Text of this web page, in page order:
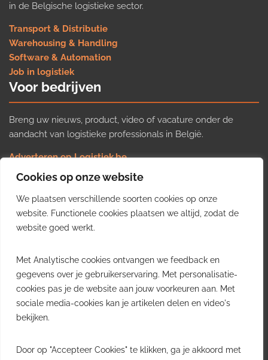
Cookies op onze website
We plaatsen verschillende soorten cookies op onze
website. Functionele cookies plaatsen we altijd, zodat de
website goed werkt.
Met Analytische cookies ontvangen we feedback en
gegevens over je gebruikerservaring. Met personalisatie-
cookies pas je de website aan jouw voorkeuren aan. Met
sociale media-cookies kan je artikelen delen en video's
bekijken.
Door op "Accepteer Cookies" te klikken, ga je akkoord met
in de Belgische logistieke sector.
Transport & Distributie
Warehousing & Handling
Software & Automation
Job in logistiek
Voor bedrijven
Breng uw nieuws, product, video of vacature onder de
aandacht van logistieke professionals in België.
Adverteren op Logistiek.be
Nieuws insturen
Uw video op Logistiek.TV
Job plaatsen
Gratis wekelijkse update
inzichten uit de Belgische logistieke sector in uw inbox.
Ontvang je gratis
wekelijkse update
Uitschrijven kan altijd.